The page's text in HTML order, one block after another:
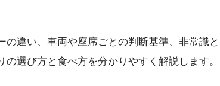
違い、車両や座席ごとの判断基準、非常識と
選び方と食べ方を分かりやすく解説します。